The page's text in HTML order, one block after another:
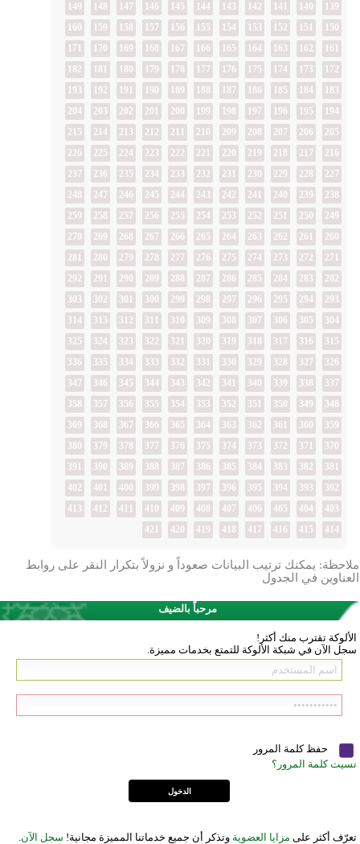
139
140
141
142
143
144
145
146
147
148
149
150
151
152
153
154
155
156
157
158
159
160
161
162
163
164
165
166
167
168
169
170
171
172
173
174
175
176
177
178
179
180
181
182
183
184
185
186
187
188
189
190
191
192
193
194
195
196
197
198
199
200
201
202
203
204
205
206
207
208
209
210
211
212
213
214
215
216
217
218
219
220
221
222
223
224
225
226
227
228
229
230
231
232
233
234
235
236
237
238
239
240
241
242
243
244
245
246
247
248
249
250
251
252
253
254
255
256
257
258
259
260
261
262
263
264
265
266
267
268
269
270
271
272
273
274
275
276
277
278
279
280
281
282
283
284
285
286
287
288
289
290
291
292
293
294
295
296
297
298
299
300
301
302
303
304
305
306
307
308
309
310
311
312
313
314
315
316
317
318
319
320
321
322
323
324
325
326
327
328
329
330
331
332
333
334
335
336
337
338
339
340
341
342
343
344
345
346
347
348
349
350
351
352
353
354
355
356
357
358
359
360
361
362
363
364
365
366
367
368
369
370
371
372
373
374
375
376
377
378
379
380
381
382
383
384
385
386
387
388
389
390
391
392
393
394
395
396
397
398
399
400
401
402
403
404
405
406
407
408
409
410
411
412
413
414
415
416
417
418
419
420
421
ملاحظة: يمكنك ترتيب البيانات صعوداً و نزولاً بتكرار النقر على روابط
العناوين في الجدول
مرحباً بالضيف
الألوكة تقترب منك أكثر!
سجل الآن في شبكة الألوكة للتمتع بخدمات مميزة.
حفظ كلمة المرور
نسيت كلمة المرور؟
تعرّف أكثر على مزايا العضوية وتذكر أن جميع خدماتنا المميزة مجانية! سجل الآن.